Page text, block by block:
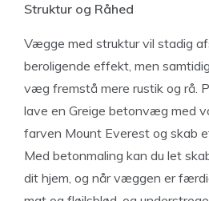
Struktur og Råhed
Vægge med struktur vil stadig
beroligende effekt, men
væg fremstå mere rustik og rå.
lave en Greige betonvæg med
farven Mount Everest og skab
Med betonmaling kan du let
dit hjem, og når væggen er